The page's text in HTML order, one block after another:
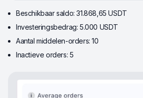
Beschikbaar saldo: 31.868,65 USDT
Investeringsbedrag: 5.000 USDT
Aantal middelen-orders: 10
Inactieve orders: 5